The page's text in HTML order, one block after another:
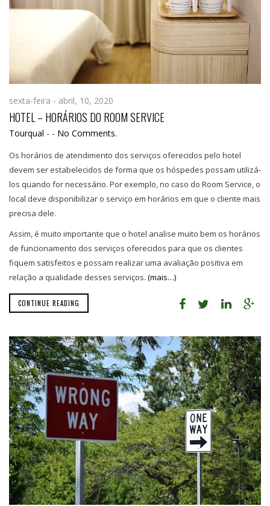
sexta-feira - abril, 10, 2020
HOTEL – HORÁRIOS DO ROOM SERVICE
Tourqual - - No Comments.
Os horários de atendimento dos serviços oferecidos pelo hotel
devem ser estabelecidos de forma que os hóspedes possam utilizá-
los quando for necessário. Por exemplo, no caso do Room Service, o
local deve disponibilizar o serviço em horários em que o cliente mais
precisa dele.
Assim, é muito importante que o hotel analise muito bem os horários
de funcionamento dos serviços oferecidos para que os clientes
fiquem satisfeitos e possam realizar uma avaliação positiva em
relação a qualidade desses serviços. (mais…)
CONTINUE READING